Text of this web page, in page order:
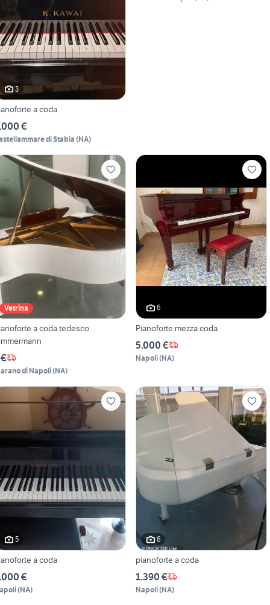
3
a coda
€
di Stabia(NA)
Vetrina
a coda tedesco
di Napoli(NA)
6
Pianoforte mezza coda
5.000 €
Napoli(NA)
5
a coda
€
(NA)
6
pianoforte a coda
1.390 €
Napoli(NA)